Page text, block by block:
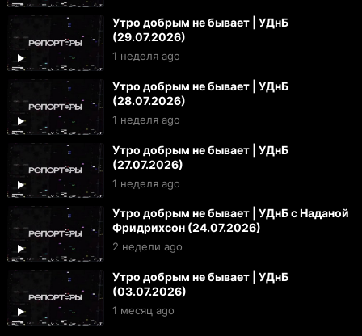
Утро добрым не бывает | УДнБ
(29.07.2026)
1 неделя ago
Утро добрым не бывает | УДнБ
(28.07.2026)
1 неделя ago
Утро добрым не бывает | УДнБ
(27.07.2026)
1 неделя ago
Утро добрым не бывает | УДнБ с Наданой
Фридрихсон (24.07.2026)
2 недели ago
Утро добрым не бывает | УДнБ
(03.07.2026)
1 месяц ago